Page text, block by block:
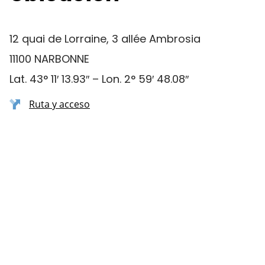
12 quai de Lorraine, 3 allée Ambrosia
11100 NARBONNE
Lat. 43° 11′ 13.93″ – Lon. 2° 59′ 48.08″
Ruta y acceso